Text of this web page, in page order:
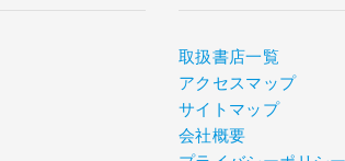
取扱書店一覧
アクセスマップ
サイトマップ
会社概要